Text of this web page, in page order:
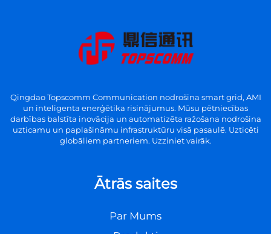
Qingdao Topscomm Communication nodrošina smart grid, AMI
un inteligenta enerģētika risinājumus. Mūsu pētniecības
darbības balstīta inovācija un automatizēta ražošana nodrošina
uzticamu un paplašināmu infrastruktūru visā pasaulē. Uzticēti
globāliem partneriem. Uzziniet vairāk.
Ātrās saites
Par Mums